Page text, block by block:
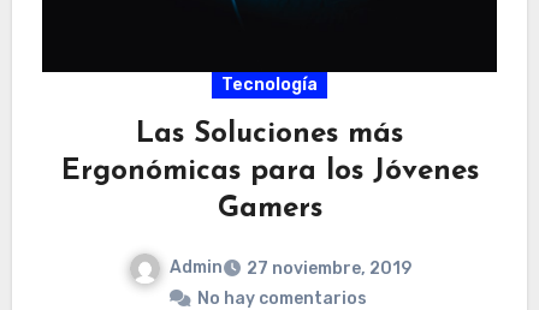
Tecnología
Las Soluciones más
Ergonómicas para los Jóvenes
Gamers
Admin
27 noviembre, 2019
No hay comentarios